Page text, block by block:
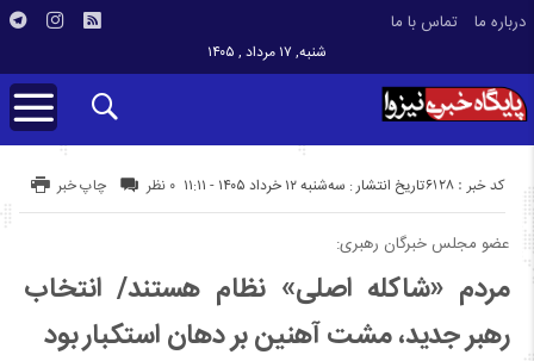
درباره ما تماس با ما
شنبه, ۱۷ مرداد , ۱۴۰۵
تاریخ انتشار : سه‌شنبه ۱۲ خرداد ۱۴۰۵ - ۱۱:۱۱ کد خبر : 6128 چاپ خبر ۰ نظر
عضو مجلس خبرگان رهبری:
مردم «شاکله اصلی» نظام هستند/ انتخاب
رهبر جدید، مشت آهنین بر دهان استکبار بود